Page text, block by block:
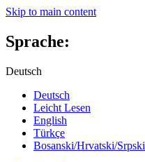
Skip to main content
Sprache:
Deutsch
Deutsch
Leicht Lesen
English
Türkçe
Bosanski/Hrvatski/Srpski